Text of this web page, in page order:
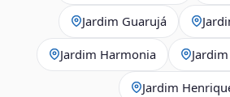
Jardim Guarujá
Jardim Harmonia
Jardim